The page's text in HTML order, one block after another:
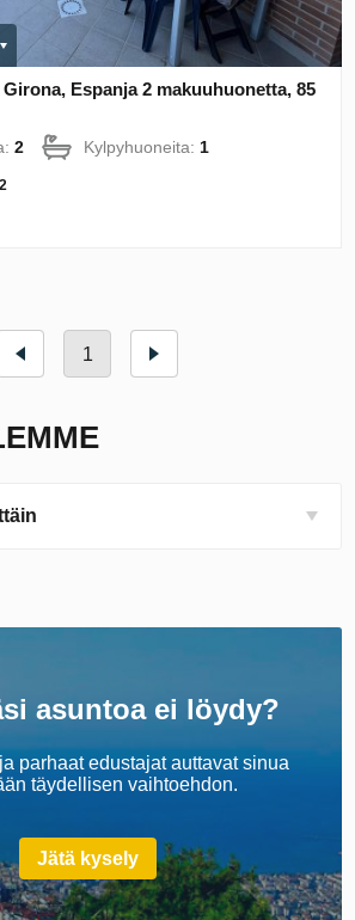
Espanja 2 makuuhuonetta, 85
2 Kylpyhuoneita: 1
2
1
asuntoa ei löydy?
parhaat edustajat auttavat sinua
täydellisen vaihtoehdon.
Jätä kysely